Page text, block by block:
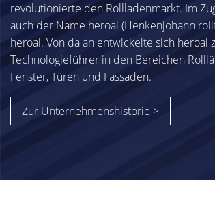
revolutionierte den Rollladenmarkt. Im
auch der Name heroal (Henkenjohann
heroal. Von da an entwickelte sich
Technologieführer in den Bereichen
Fenster, Türen und Fassaden.
Zur Unternehmenshistorie >